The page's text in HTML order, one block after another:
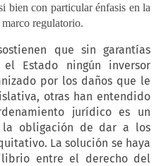
bien con particular énfasis en la
regulatorio.
que sin garantías
Estado ningún inversor
por los daños que le
otras han entendido
jurídico es un
la obligación de dar a los
La solución se haya
entre el derecho del